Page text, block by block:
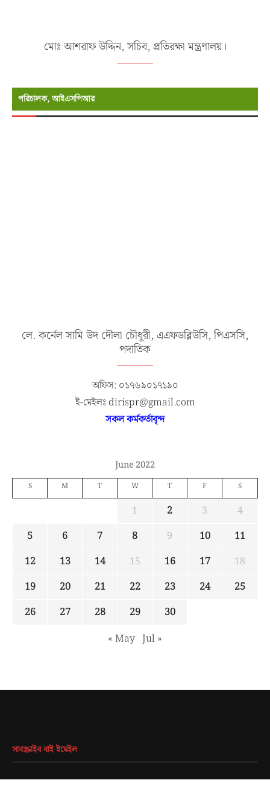
মোঃ আশরাফ উদ্দিন, সচিব, প্রতিরক্ষা মন্ত্রণালয়।
পরিচালক, আইএসপিআর
লে. কর্নেল সামি উদ দৌলা চৌধুরী, এএফডব্লিউসি, পিএসসি,
পদাতিক
অফিস: ০১৭৬৯০১৭১৯০
ই-মেইলঃ dirispr@gmail.com
সকল কর্মকর্তাবৃন্দ
June 2022
S M T W T F S
1 2 3
4
5
6 7 8 9 10
11
12
13 14 15 16 17
18
19
20 21 22 23 24
25
26
27 28 29
30
« May Jul »
সাবস্ক্রাইব বাই ইমেইল